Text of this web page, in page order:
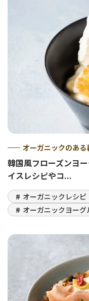
オーガニックのある
韓国風フローズンヨ
イスレシピやコ...
オーガニックレシピ
オーガニックヨーグ